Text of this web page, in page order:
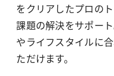
をクリアしたプロの
課題の解決をサポー
やライフスタイルに
ただけます。